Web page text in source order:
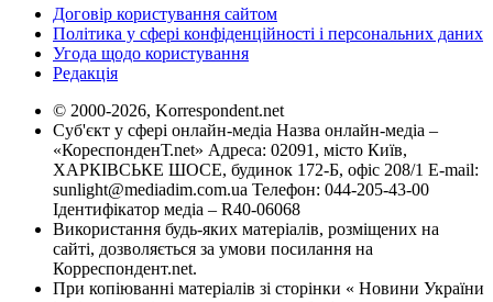
Договір користування сайтом
Політика у сфері конфіденційності і персональних даних
Угода щодо користування
Редакція
© 2000-2026, Korrespondent.net
Суб'єкт у сфері онлайн-медіа Назва онлайн-медіа –
«КореспонденТ.net» Адреса: 02091, місто Київ,
ХАРКІВСЬКЕ ШОСЕ, будинок 172-Б, офіс 208/1 E-mail:
sunlight@mediadim.com.ua Телефон: 044-205-43-00
Ідентифікатор медіа – R40-06068
Використання будь-яких матеріалів, розміщених на
сайті, дозволяється за умови посилання на
Корреспондент.net.
При копіюванні матеріалів зі сторінки « Новини України